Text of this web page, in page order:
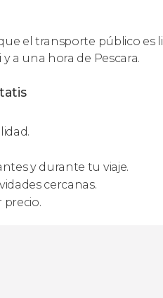
el transporte público es
a una hora de Pescara.
y durante tu viaje.
cercanas.
precio.